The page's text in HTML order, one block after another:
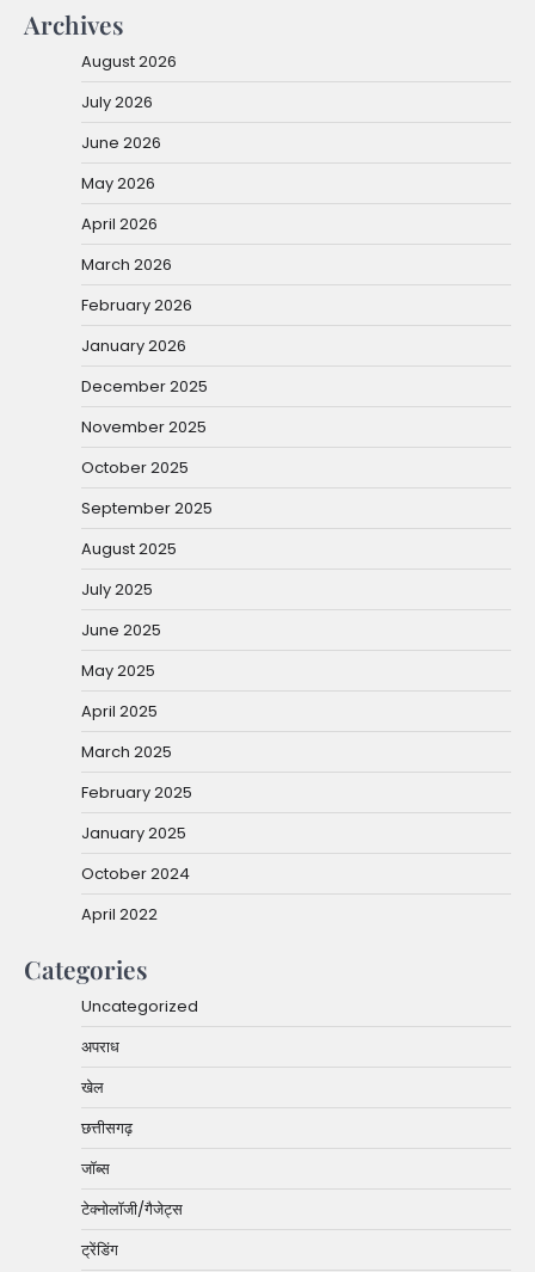
Archives
August 2026
July 2026
June 2026
May 2026
April 2026
March 2026
February 2026
January 2026
December 2025
November 2025
October 2025
September 2025
August 2025
July 2025
June 2025
May 2025
April 2025
March 2025
February 2025
January 2025
October 2024
April 2022
Categories
Uncategorized
अपराध
खेल
छत्तीसगढ़
जॉब्स
टेक्नोलॉजी/गैजेट्स
ट्रेंडिंग